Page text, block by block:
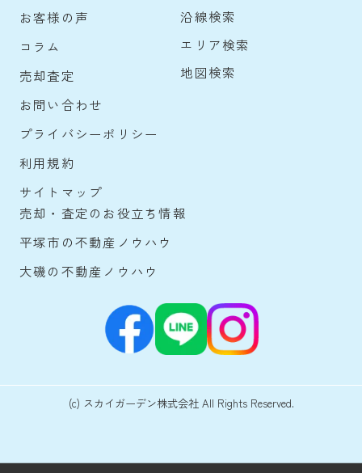
お客様の声
コラム
売却査定
お問い合わせ
プライバシーポリシー
利用規約
サイトマップ
沿線検索
エリア検索
地図検索
売却・査定のお役立ち情報
平塚市の不動産ノウハウ
大磯の不動産ノウハウ
(c) スカイガーデン株式会社 All Rights Reserved.